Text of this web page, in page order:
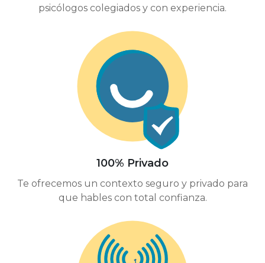
psicólogos colegiados y con experiencia.
100% Privado
Te ofrecemos un contexto seguro y privado para
que hables con total confianza.